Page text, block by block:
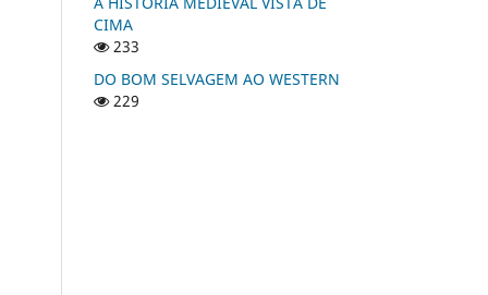
CIMA
233
DO BOM SELVAGEM AO WESTERN
229